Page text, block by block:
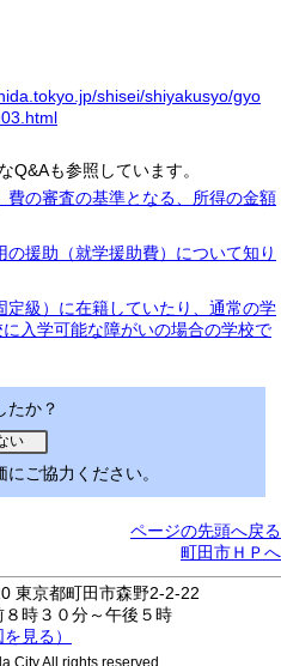
shisei/shiyakusyo/gyo
Q&Aも参照しています。
の審査の基準となる、所得の金額
援助（就学援助費）について知り
級）に在籍していたり、通常の学
入学可能な障がいの場合の学校で
たか？
ご協力ください。
ページの先頭へ戻る
町田市ＨＰへ
東京都町田市森野2-2-22
時３０分～午後５時
を見る）
City.All rights reserved.